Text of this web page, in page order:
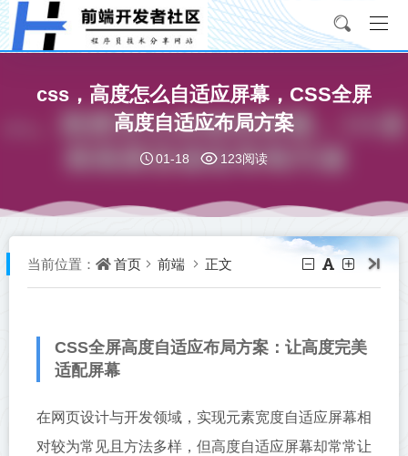
css，高度怎么自适应屏幕，CSS全屏
高度自适应布局方案
01-18 123阅读
当前位置： 首页 前端 正文
CSS全屏高度自适应布局方案：让高度完美
适配屏幕
在网页设计与开发领域，实现元素宽度自适应屏幕相
对较为常见且方法多样，但高度自适应屏幕却常常让